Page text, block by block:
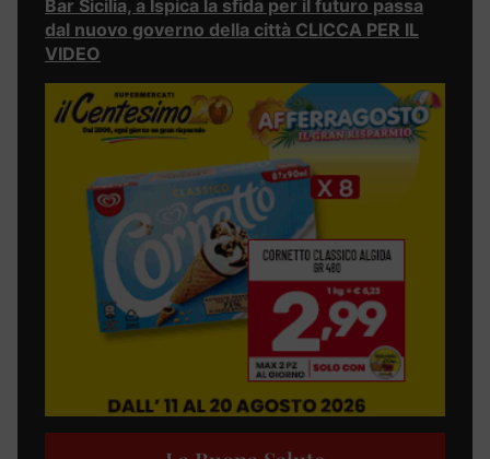
Bar Sicilia, a Ispica la sfida per il futuro passa
dal nuovo governo della città CLICCA PER IL
VIDEO